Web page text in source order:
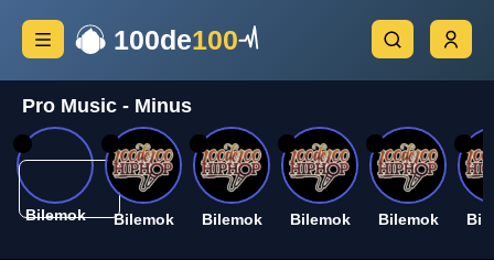
100de100
Pro Music - Minus
Bilemok Bilemok Bilemok Bilemok Bilemok